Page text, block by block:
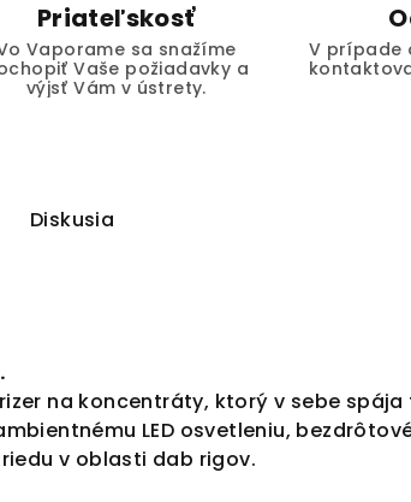
Priateľskosť
Vaporame sa snažíme
Vaše požiadavky a
výjsť Vám v ústrety.
V prípade
Diskusia
na koncentráty, ktorý v sebe
LED osvetleniu,
v oblasti dab rigov.